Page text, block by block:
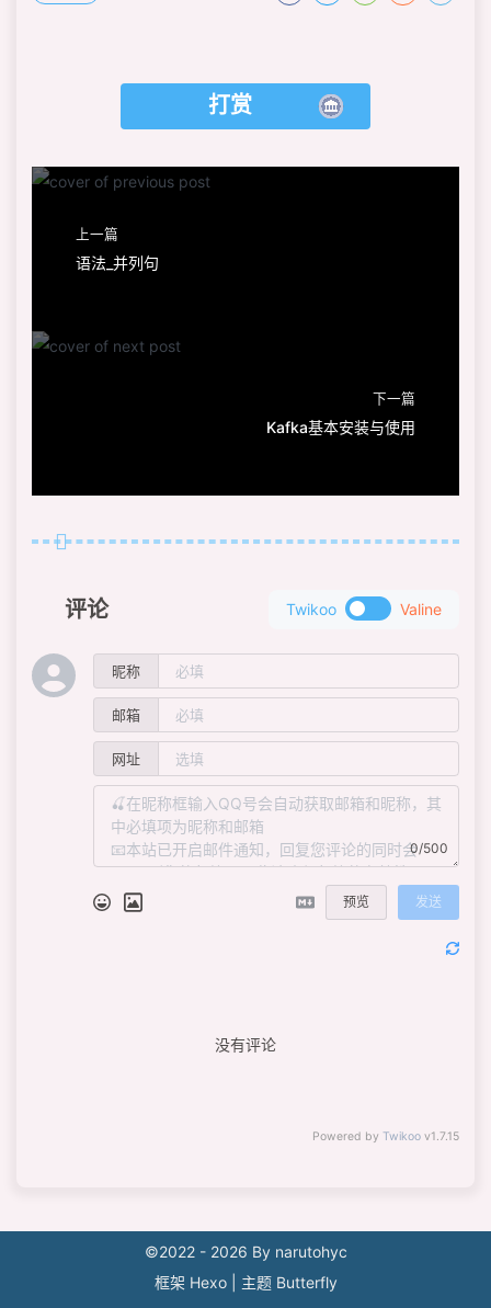
打赏
上一篇
语法_并列句
下一篇
Kafka基本安装与使用
评论 Twikoo Valine
昵称
邮箱
网址
0/500
预览 发送
没有评论
Powered by Twikoo v1.7.15
©2022 - 2026 By narutohyc
框架 Hexo 主题 Butterfly